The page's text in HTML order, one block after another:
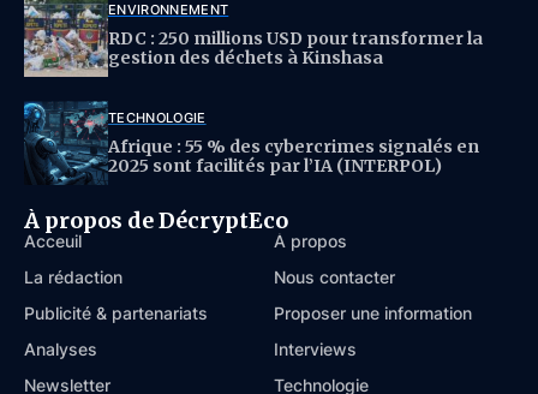
ENVIRONNEMENT
RDC : 250 millions USD pour transformer la
gestion des déchets à Kinshasa
TECHNOLOGIE
Afrique : 55 % des cybercrimes signalés en
2025 sont facilités par l’IA (INTERPOL)
À propos de DécryptEco
Acceuil
À propos
La rédaction
Nous contacter
Publicité & partenariats
Proposer une information
Analyses
Interviews
Newsletter
Technologie